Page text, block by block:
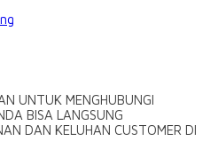
UNTUK MENGHUBUNGI
BISA LANGSUNG
DAN KELUHAN CUSTOMER DI